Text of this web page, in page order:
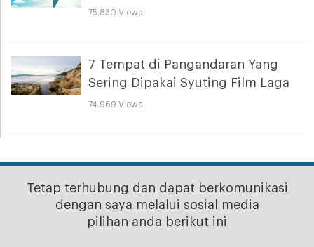
75.830 Views
7 Tempat di Pangandaran Yang
Sering Dipakai Syuting Film Laga
74.969 Views
Tetap terhubung dan dapat berkomunikasi
dengan saya melalui sosial media
pilihan anda berikut ini